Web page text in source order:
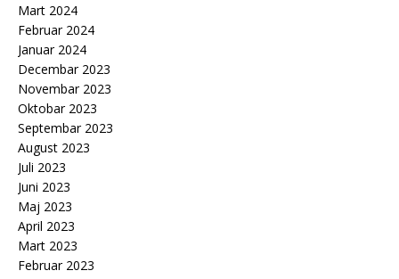
Mart 2024
Februar 2024
Januar 2024
Decembar 2023
Novembar 2023
Oktobar 2023
Septembar 2023
August 2023
Juli 2023
Juni 2023
Maj 2023
April 2023
Mart 2023
Februar 2023